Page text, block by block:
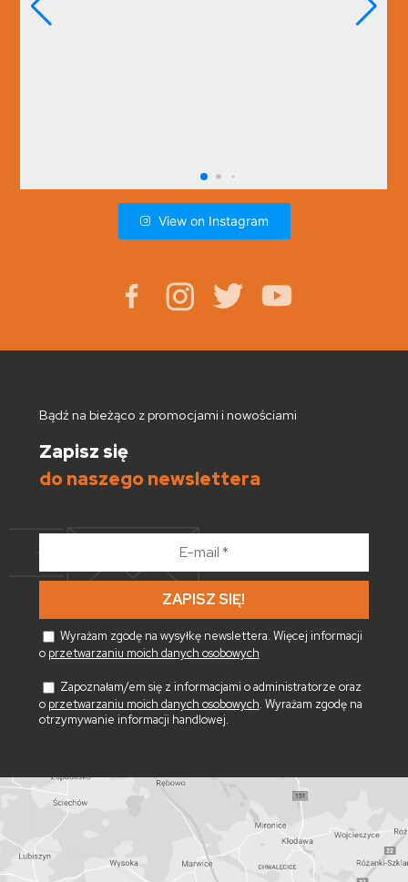
View on Instagram
Bądź na bieżąco z promocjami i nowościami
Zapisz się
do naszego newslettera
*
Wyrażam zgodę na wysyłkę newslettera. Więcej informacji
o przetwarzaniu moich danych osobowych
Zapoznałam/em się z informacjami o administratorze oraz
o przetwarzaniu moich danych osobowych. Wyrażam zgodę na
otrzymywanie informacji handlowej.